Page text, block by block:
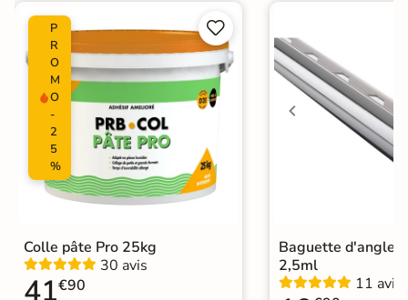
Bords
Finition Mate
Surface
Résistant au Gel Oui
Pièce humides Oui
Conditionnement
P
R
O
M
O
-
2
5
%


Colle pâte Pro 25kg
30 avis
41€90
Baguette d'angle
2,5ml
11 avis